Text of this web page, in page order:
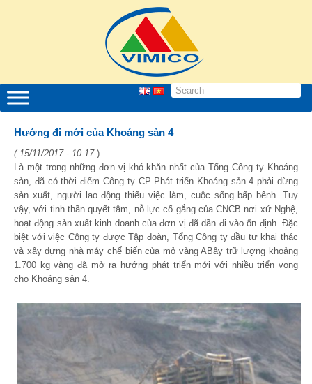
Hướng đi mới của Khoáng sản 4
( 15/11/2017 - 10:17)
Là một trong những đơn vị khó khăn nhất của Tổng Công ty Khoáng
sản, đã có thời điểm Công ty CP Phát triển Khoáng sản 4 phải dừng
sản xuất, người lao động thiếu việc làm, cuộc sống bấp bênh. Tuy
vậy, với tinh thần quyết tâm, nỗ lực cố gắng của CNCB nơi xứ Nghệ,
hoạt động sản xuất kinh doanh của đơn vị đã dần đi vào ổn định. Đặc
biệt với việc Công ty được Tập đoàn, Tổng Công ty đầu tư khai thác
và xây dựng nhà máy chế biến của mỏ vàng ABây trữ lượng khoảng
1.700 kg vàng đã mở ra hướng phát triển mới với nhiều triển vọng
cho Khoáng sản 4.